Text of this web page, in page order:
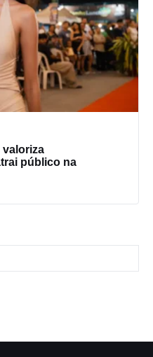
valoriza
público na